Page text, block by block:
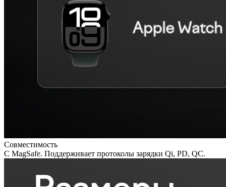
Совместимость
C MagSafe. Поддерживает протоколы зарядки Qi, PD, QC.